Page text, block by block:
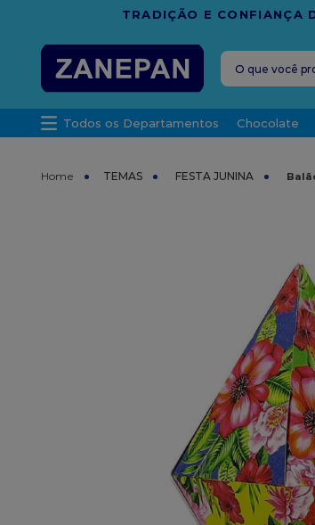
O que você
Todos os Departamentos Chocolate
TEMAS FESTA JUNINA